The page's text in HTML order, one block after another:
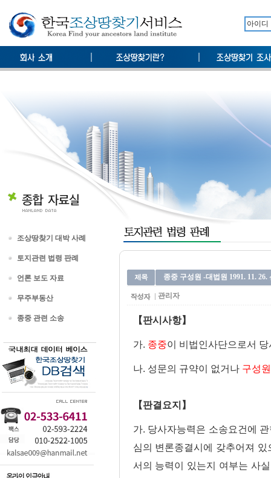
조상땅찾기 대박 사례
토지관련 법령 판례
언론 보도 자료
무주부동산
종중 관련 소송
종중 구성원 -대법원 1991. 11. 26.
관리자
【판시사항】
가. 종중이 비법인사단으로서
나. 성문의 규약이 없거나 구성원
【판결요지】
가. 당사자능력은 소송요건에
심의 변론종결시에 갖추어져
서의 능력이 있는지 여부는 사